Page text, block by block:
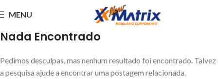
MENU
Nada Encontrado
Pedimos desculpas, mas nenhum resultado foi encontrado. Talvez
a pesquisa ajude a encontrar uma postagem relacionada.